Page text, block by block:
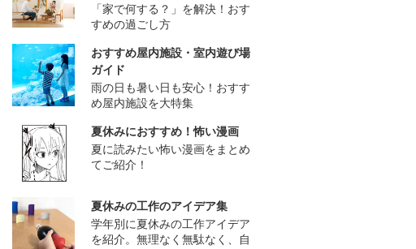
「家で何する？」を解決！おす
すめの過ごし方
おすすめ屋内施設・室内遊び場
ガイド
雨の日も暑い日も安心！おすす
め屋内施設を大特集
夏休みにおすすめ！怖い漫画
夏に読みたい怖い漫画をまとめ
てご紹介！
夏休みの工作のアイデア集
学年別に夏休みの工作アイデア
を紹介。無理なく無駄なく、自